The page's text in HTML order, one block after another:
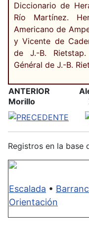
Diccionario de
Río Martínez.
Americano de
y Vicente de
de J.-B.
Général de J.-B.
ANTERIOR
Morillo
Registros en la base
Escalada •
Orientación